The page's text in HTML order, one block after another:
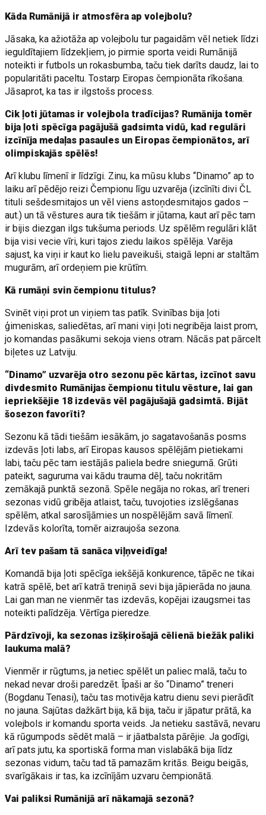
Kāda Rumānijā ir atmosfēra ap volejbolu?
Jāsaka, ka ažiotāža ap volejbolu tur pagaidām vēl netiek līdzi
ieguldītajiem līdzekļiem, jo pirmie sporta veidi Rumānijā
noteikti ir futbols un rokasbumba, taču tiek darīts daudz, lai to
popularitāti paceltu. Tostarp Eiropas čempionāta rīkošana.
Jāsaprot, ka tas ir ilgstošs process.
Cik ļoti jūtamas ir volejbola tradīcijas? Rumānija tomēr
bija ļoti spēcīga pagājušā gadsimta vidū, kad regulāri
izcīnīja medaļas pasaules un Eiropas čempionātos, arī
olimpiskajās spēlēs!
Arī klubu līmenī ir līdzīgi. Zinu, ka mūsu klubs “Dinamo” ap to
laiku arī pēdējo reizi Čempionu līgu uzvarēja (izcīnīti divi ČL
tituli sešdesmitajos un vēl viens astoņdesmitajos gados –
aut.) un tā vēstures aura tik tiešām ir jūtama, kaut arī pēc tam
ir bijis diezgan ilgs tukšuma periods. Uz spēlēm regulāri klāt
bija visi vecie vīri, kuri tajos ziedu laikos spēlēja. Varēja
sajust, ka viņi ir kaut ko lielu paveikuši, staigā lepni ar staltām
mugurām, arī ordeņiem pie krūtīm.
Kā rumāņi svin čempionu titulus?
Svinēt viņi prot un viņiem tas patīk. Svinības bija ļoti
ģimeniskas, saliedētas, arī mani viņi ļoti negribēja laist prom,
jo komandas pasākumi sekoja viens otram. Nācās pat pārcelt
biļetes uz Latviju.
“Dinamo” uzvarēja otro sezonu pēc kārtas, izcīnot savu
divdesmito Rumānijas čempionu titulu vēsture, lai gan
iepriekšējie 18 izdevās vēl pagājušajā gadsimtā. Bijāt
šosezon favorīti?
Sezonu kā tādi tiešām iesākām, jo sagatavošanās posms
izdevās ļoti labs, arī Eiropas kausos spēlējām pietiekami
labi, taču pēc tam iestājās paliela bedre sniegumā. Grūti
pateikt, saguruma vai kādu trauma dēļ, taču nokritām
zemākajā punktā sezonā. Spēle negāja no rokas, arī treneri
sezonas vidū gribēja atlaist, taču, tuvojoties izslēgšanas
spēlēm, atkal sarosījāmies un nospēlējām savā līmenī.
Izdevās kolorīta, tomēr aizraujoša sezona.
Arī tev pašam tā sanāca viļņveidīga!
Komandā bija ļoti spēcīga iekšējā konkurence, tāpēc ne tikai
katrā spēlē, bet arī katrā treniņā sevi bija jāpierāda no jauna.
Lai gan man ne vienmēr tas izdevās, kopējai izaugsmei tas
noteikti palīdzēja. Vērtīga pieredze.
Pārdzīvoji, ka sezonas izšķirošajā cēlienā biežāk paliki
laukuma malā?
Vienmēr ir rūgtums, ja netiec spēlēt un paliec malā, taču to
nekad nevar droši paredzēt. Īpaši ar šo “Dinamo” treneri
(Bogdanu Tenasi), taču tas motivēja katru dienu sevi pierādīt
no jauna. Sajūtas dažkārt bija, kā bija, taču ir jāpatur prātā, ka
volejbols ir komandu sporta veids. Ja netieku sastāvā, nevaru
kā rūgumpods sēdēt malā – ir jāatbalsta pārējie. Ja godīgi,
arī pats jutu, ka sportiskā forma man vislabākā bija līdz
sezonas vidum, taču tad tā pamazām kritās. Beigu beigās,
svarīgākais ir tas, ka izcīnījām uzvaru čempionātā.
Vai paliksi Rumānijā arī nākamajā sezonā?